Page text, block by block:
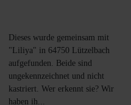
Dieses wurde gemeinsam mit
"Liliya" in 64750 Lützelbach
aufgefunden. Beide sind
ungekennzeichnet und nicht
kastriert. Wer erkennt sie? Wir
haben ih...